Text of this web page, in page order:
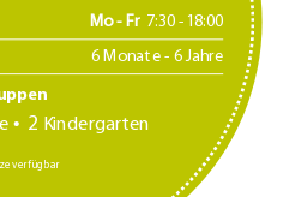
Mo - Fr 7:30 -18:00
6 Monate - 6 Jahre
2 Kindergarten
verfügbar